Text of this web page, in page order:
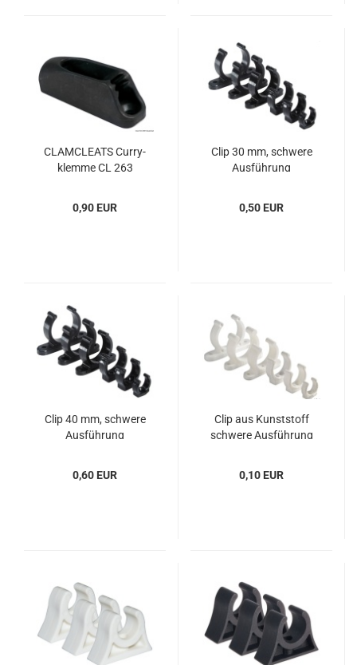
CLAMCLEATS Cur­ry­
klem­me CL 263
0,90 EUR
Clip 30 mm, schwe­re
Aus­füh­rung
0,50 EUR
Clip 40 mm, schwe­re
Aus­füh­rung
0,60 EUR
Clip aus Kunst­stoff
schwe­re Aus­füh­rung
0,10 EUR